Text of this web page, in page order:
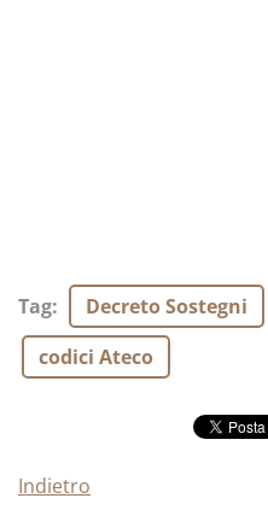
Tag: Decreto Sostegni
codici Ateco
Indietro